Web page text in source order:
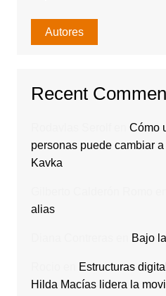
Autores
Recent
Cómo
personas puede cambiar
Kavka
alias
Bajo
Estructuras
Hilda Macías lidera la